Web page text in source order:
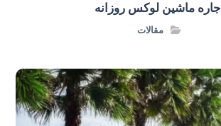
اجاره ماشین لوکس روزانه
مقالات